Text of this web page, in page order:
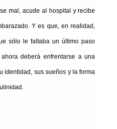
mal, acude al hospital y recibe
Y es que, en realidad,
sólo le faltaba un último paso
deberá enfrentarse a una
identidad, sus sueños y la forma